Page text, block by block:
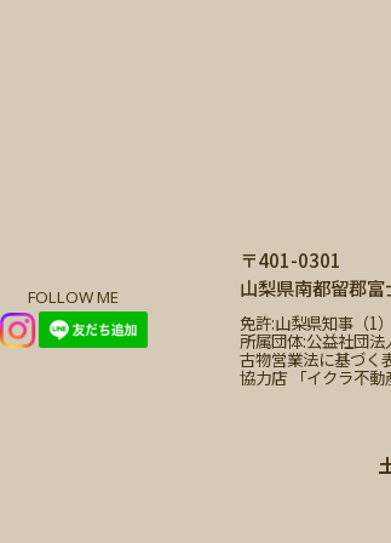
FOLLOW ME
〒401-0301
山梨県南都留郡
免許:山梨県知事（1
所属団体:公益社団
古物営業法に基づく
協力店 「イクラ不動